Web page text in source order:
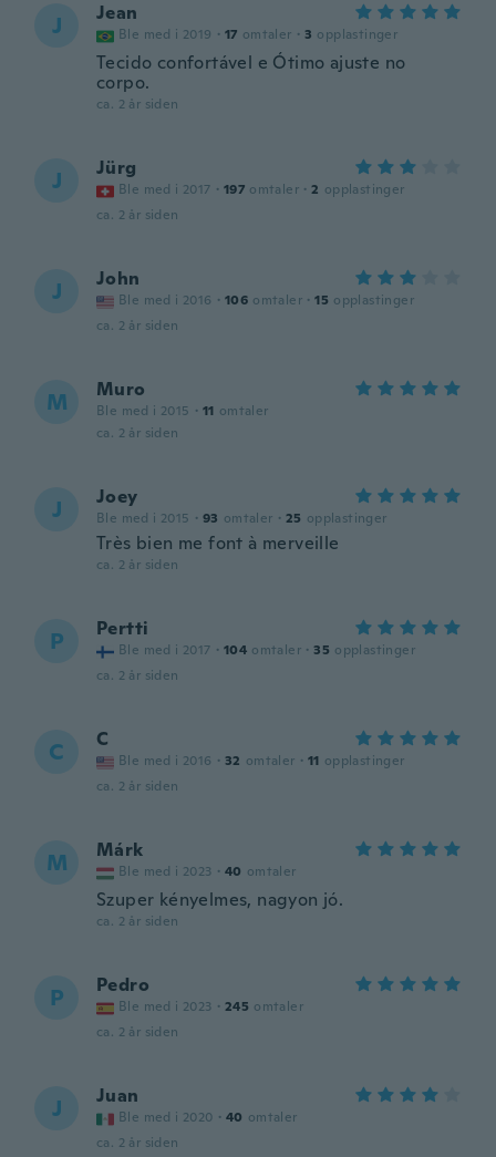
J Jean
Ble med i 2019 · 17 omtaler · 3 opplastinger
Tecido confortável e Ótimo ajuste no
corpo.
ca. 2 år siden
J Jürg
Ble med i 2017 · 197 omtaler · 2 opplastinger
ca. 2 år siden
J John
Ble med i 2016 · 106 omtaler · 15 opplastinger
ca. 2 år siden
M Muro
Ble med i 2015 · 11 omtaler
ca. 2 år siden
J Joey
Ble med i 2015 · 93 omtaler · 25 opplastinger
Très bien me font à merveille
ca. 2 år siden
P Pertti
Ble med i 2017 · 104 omtaler · 35 opplastinger
ca. 2 år siden
C C
Ble med i 2016 · 32 omtaler · 11 opplastinger
ca. 2 år siden
M Márk
Ble med i 2023 · 40 omtaler
Szuper kényelmes, nagyon jó.
ca. 2 år siden
P Pedro
Ble med i 2023 · 245 omtaler
ca. 2 år siden
J Juan
Ble med i 2020 · 40 omtaler
ca. 2 år siden